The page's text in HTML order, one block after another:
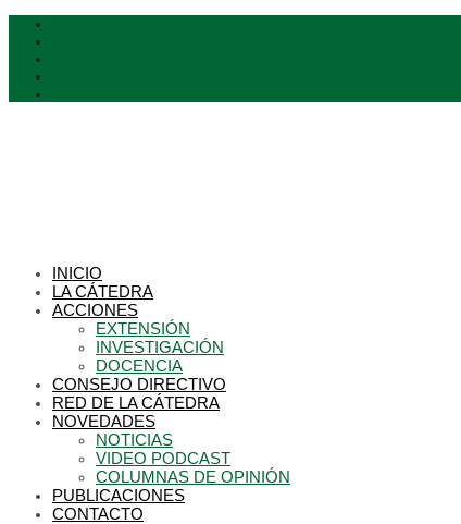
INICIO
LA CÁTEDRA
ACCIONES
EXTENSIÓN
INVESTIGACIÓN
DOCENCIA
CONSEJO DIRECTIVO
RED DE LA CÁTEDRA
NOVEDADES
NOTICIAS
VIDEO PODCAST
COLUMNAS DE OPINIÓN
PUBLICACIONES
CONTACTO